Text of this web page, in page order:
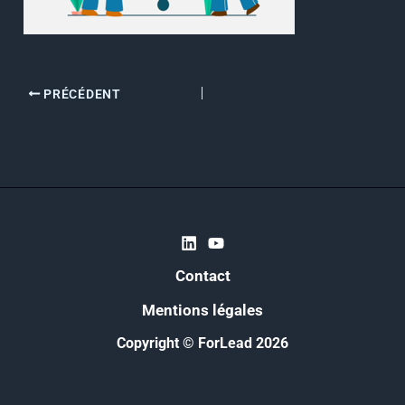
PRÉCÉDENT
Contact
Mentions légales
Copyright © ForLead 2026